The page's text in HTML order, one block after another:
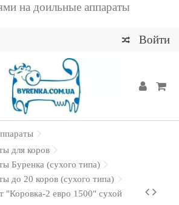
Войти
для коров
Буренка (сухого типа)
до 20 коров (сухого типа)
"Коровка-2 евро 1500" сухой